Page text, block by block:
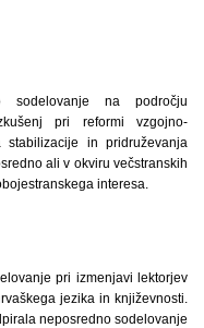
sodelovanje na področju
pri reformi vzgojno-
in pridruževanja
ali v okviru večstranskih
interesa.
pri izmenjavi lektorjev
jezika in književnosti.
neposredno sodelovanje